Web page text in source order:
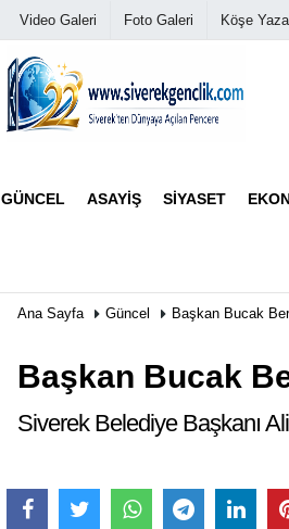
Video Galeri Foto Galeri Köşe
GÜNCEL ASAYIŞ SIYASET
Haber Arşivi
Ana Sayfa Güncel Başkan Bucak
Başkan Bucak
Siverek Belediye Başkanı